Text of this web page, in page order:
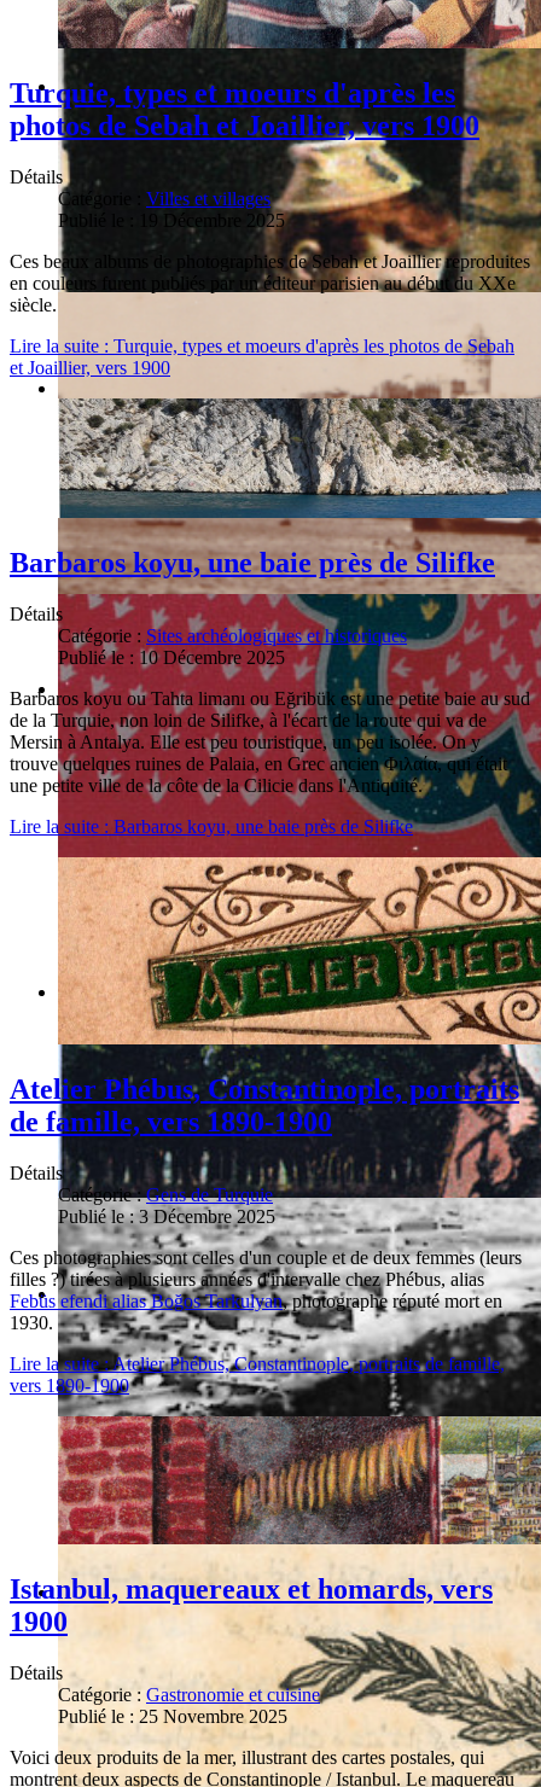
Turquie, types et moeurs d'après les
photos de Sebah et Joaillier, vers 1900
Détails
Catégorie : Villes et villages
Publié le : 19 Décembre 2025
Ces beaux albums de photographies de Sebah et Joaillier reproduites
en couleurs furent publiés par un éditeur parisien au début du XXe
siècle.
Lire la suite : Turquie, types et moeurs d'après les photos de Sebah
et Joaillier, vers 1900
Barbaros koyu, une baie près de Silifke
Détails
Catégorie : Sites archéologiques et historiques
Publié le : 10 Décembre 2025
Barbaros koyu ou Tahta limanı ou Eğribük est une petite baie au sud
de la Turquie, non loin de Silifke, à l'écart de la route qui va de
Mersin à Antalya. Elle est peu touristique, un peu isolée. On y
trouve quelques ruines de Palaia, en Grec ancien Φιλαία, qui était
une petite ville de la côte de la Cilicie dans l'Antiquité.
Lire la suite : Barbaros koyu, une baie près de Silifke
Atelier Phébus, Constantinople, portraits
de famille, vers 1890-1900
Détails
Catégorie :Gens de Turquie
Publié le : 3 Décembre 2025
Ces photographies sont celles d'un couple et de deux femmes (leurs
filles ?) tirées à plusieurs années d'intervalle chez Phébus, alias
Febüs efendi alias Boğos Tarkulyan, photographe réputé mort en
1930.
Lire la suite : Atelier Phébus, Constantinople, portraits de famille,
vers 1890-1900
Istanbul, maquereaux et homards, vers
1900
Détails
Catégorie : Gastronomie et cuisine
Publié le : 25 Novembre 2025
Voici deux produits de la mer, illustrant des cartes postales, qui
montrent deux aspects de Constantinople / Istanbul. Le maquereau